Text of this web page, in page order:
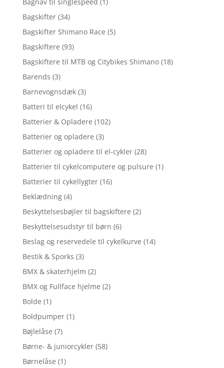
Bagskifter (34)
Bagskifter Shimano Race (5)
Bagskiftere (93)
Bagskiftere til MTB og Citybikes Shimano (18)
Barends (3)
Barnevognsdæk (3)
Batteri til elcykel (16)
Batterier & Opladere (102)
Batterier og opladere (3)
Batterier og opladere til el-cykler (28)
Batterier til cykelcomputere og pulsure (1)
Batterier til cykellygter (16)
Beklædning (4)
Beskyttelsesbøjler til bagskiftere (2)
Beskyttelsesudstyr til børn (6)
Beslag og reservedele til cykelkurve (14)
Bestik & Sporks (3)
BMX & skaterhjelm (2)
BMX og Fullface hjelme (2)
Bolde (1)
Boldpumper (1)
Bøjlelåse (7)
Børne- & juniorcykler (58)
Børnelåse (1)